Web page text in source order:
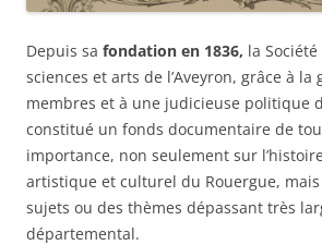
Depuis sa fondation en 1836, la
sciences et arts de l’Aveyron, grâce à la
membres et à une judicieuse politique
constitué un fonds documentaire de
importance, non seulement sur
artistique et culturel du Rouergue,
sujets ou des thèmes dépassant très
départemental.